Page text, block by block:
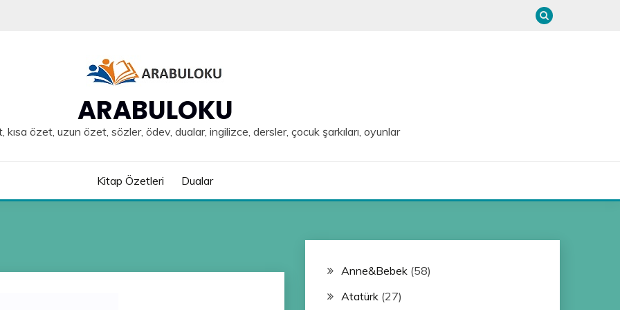
ARABULOKU
özet, uzun özet, sözler, ödev, dualar, ingilizce, dersler, çocuk şarkıları, oyunlar
Kitap Özetleri Dualar
Anne&Bebek(58)
Atatürk(27)